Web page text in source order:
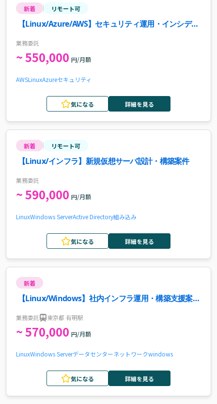
新着 リモート可
【Linux/Azure/AWS】セキュリティ運用・インシデン
業務委託
~ 550,000 円/月額
AWSLinuxAzureセキュリティ
気になる 詳細を見る
新着 リモート可
【Linux/インフラ】新規仮想サーバ設計・構築案件
業務委託
~ 590,000 円/月額
LinuxWindows ServerActive Directory組み込み
気になる 詳細を見る
新着
【Linux/Windows】社内インフラ運用・構築支援案
業務委託 東京都 有明駅
~ 570,000 円/月額
LinuxWindows Serverデータセンターネットワークwindows
気になる 詳細を見る